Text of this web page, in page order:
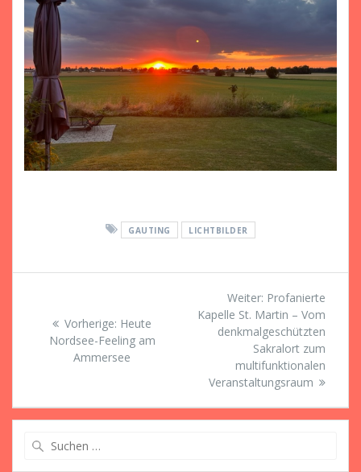
GAUTING LICHTBILDER
Beitragsnavigation
Vorherige: Vorheriger
Beitrag:
Heute
Nordsee-Feeling am
Ammersee
Weiter: Nächster
Beitrag:
Profanierte
Kapelle St. Martin – Vom
denkmalgeschützten
Sakralort zum
multifunktionalen
Veranstaltungsraum